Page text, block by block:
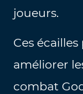
joueurs.
Ces
améliorer
combat